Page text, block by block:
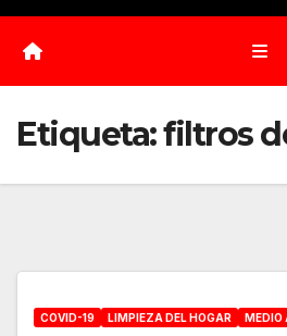
Etiqueta:filtros
COVID-19 LIMPIEZA DEL HOGAR MEDIO